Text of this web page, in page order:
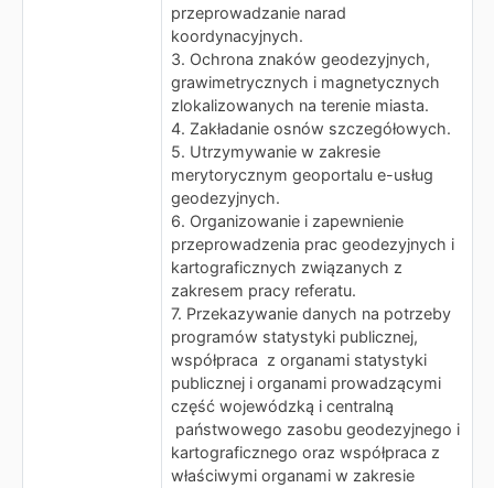
przeprowadzanie narad
koordynacyjnych.
3. Ochrona znaków geodezyjnych,
grawimetrycznych i magnetycznych
zlokalizowanych na terenie miasta.
4. Zakładanie osnów szczegółowych.
5. Utrzymywanie w zakresie
merytorycznym geoportalu e-usług
geodezyjnych.
6. Organizowanie i zapewnienie
przeprowadzenia prac geodezyjnych i
kartograficznych związanych z
zakresem pracy referatu.
7. Przekazywanie danych na potrzeby
programów statystyki publicznej,
współpraca z organami statystyki
publicznej i organami prowadzącymi
część wojewódzką i centralną
państwowego zasobu geodezyjnego i
kartograficznego oraz współpraca z
właściwymi organami w zakresie